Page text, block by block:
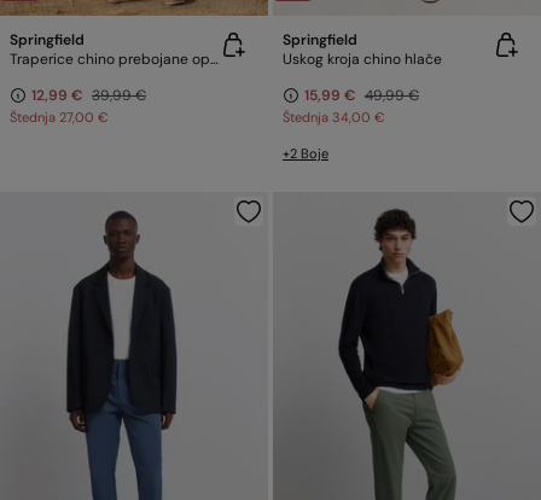
Springfield
Traperice chino prebojane opuštenog kroja
12,99 € 39,99 €
Štednja 27,00 €
Springfield
Uskog kroja chino hlače
15,99 € 49,99 €
Štednja 34,00 €
+2 Boje